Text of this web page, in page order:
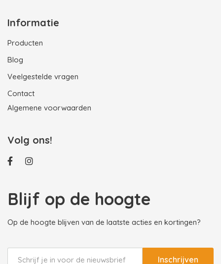
Informatie
Producten
Blog
Veelgestelde vragen
Contact
Algemene voorwaarden
Volg ons!
Blijf op de hoogte
Op de hoogte blijven van de laatste acties en kortingen?
Inschrijven